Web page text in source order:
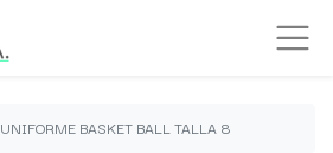
UNIFORME BASKET BALL TALLA 8